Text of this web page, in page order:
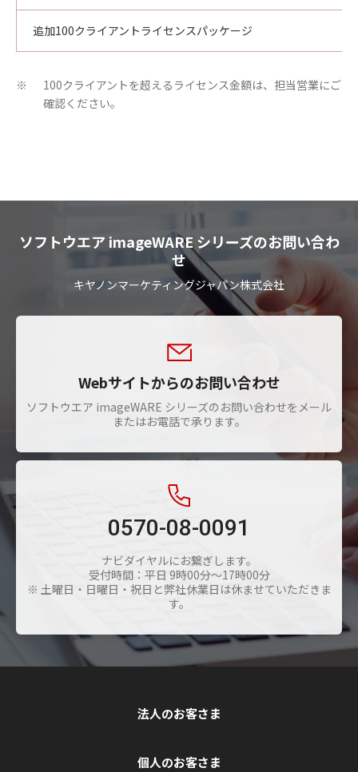
追加100クライアントライセンスパッケージ
※
100クライアントを超えるライセンス金額は、担当営業にご
確認ください。
ソフトウエア imageWARE シリーズのお問い合わ
せ
キヤノンマーケティングジャパン株式会社
Webサイトからのお問い合わせ
ソフトウエア imageWARE シリーズのお問い合わせをメール
またはお電話で承ります。
0570-08-0091
ナビダイヤルにお繋ぎします。
受付時間：平日 9時00分～17時00分
※ 土曜日・日曜日・祝日と弊社休業日は休ませていただきま
す。
法人のお客さま
個人のお客さま